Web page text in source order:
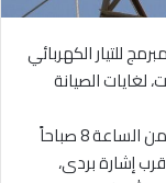
للتيار الكهربائي
الصيانة
وقالت الشركة، إن فصل التيار الكهربائي سيكون من الساعة 8 صباحاً
إشارة بردى،